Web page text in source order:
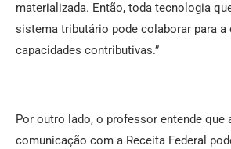
materializada. Então, toda tecnologia
sistema tributário pode colaborar para a
capacidades contributivas.”
Por outro lado, o professor entende que
comunicação com a Receita Federal